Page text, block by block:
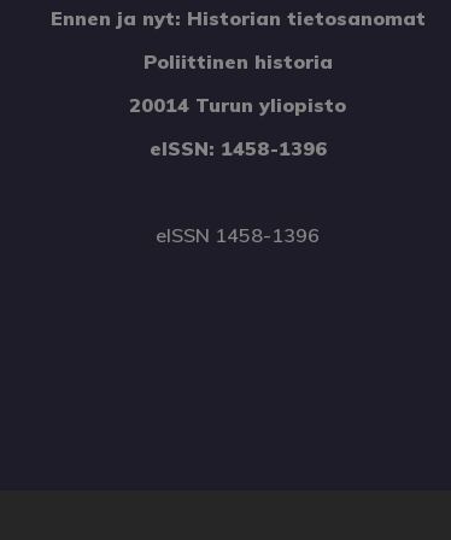
Ennen ja nyt: Historian tietosanomat
Poliittinen historia
20014 Turun yliopisto
eISSN: 1458-1396
eISSN 1458-1396